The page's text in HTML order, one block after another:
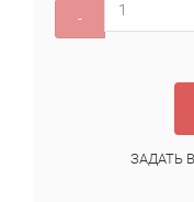
-
ЗАДАТЬ